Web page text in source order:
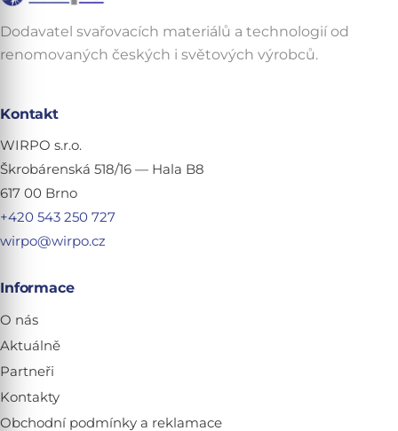
Dodavatel svařovacích materiálů a technologií od
renomovaných českých i světových výrobců.
Kontakt
WIRPO s.r.o.
Škrobárenská 518/16 — Hala B8
617 00 Brno
+420 543 250 727
wirpo@wirpo.cz
Informace
O nás
Aktuálně
Partneři
Kontakty
Obchodní podmínky a reklamace